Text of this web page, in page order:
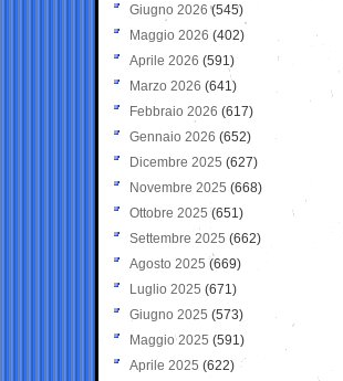
Giugno 2026 (545)
Maggio 2026 (402)
Aprile 2026 (591)
Marzo 2026 (641)
Febbraio 2026 (617)
Gennaio 2026 (652)
Dicembre 2025 (627)
Novembre 2025 (668)
Ottobre 2025 (651)
Settembre 2025 (662)
Agosto 2025 (669)
Luglio 2025 (671)
Giugno 2025 (573)
Maggio 2025 (591)
Aprile 2025 (622)